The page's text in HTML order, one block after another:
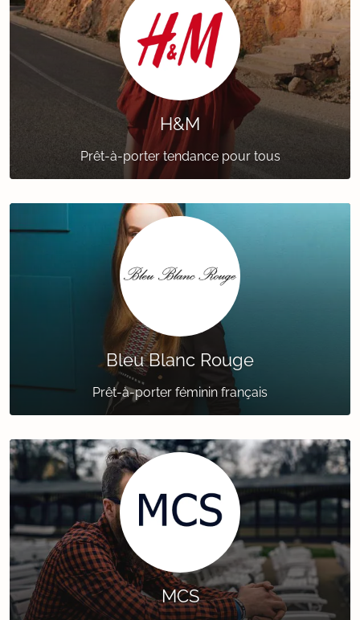
H&M
Prêt-à-porter tendance pour tous
Bleu Blanc Rouge
Prêt-à-porter féminin français
MCS